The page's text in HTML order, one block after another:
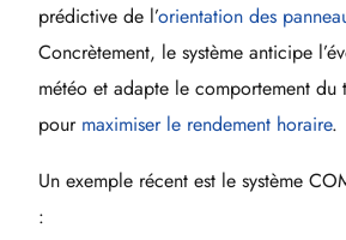
prédictive de l’orientation des
Concrètement, le système anticipe
météo et adapte le comportement du
pour maximiser le rendement horaire.
Un exemple récent est le système
: